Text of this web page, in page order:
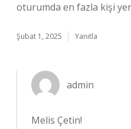
oturumda en fazla kişi
Şubat 1, 2025 Yanıtla
admin
Melis Çetin!